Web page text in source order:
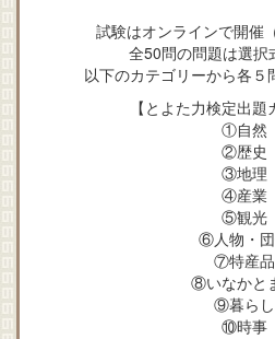
試験はオンラインで開催
全50問の問題は選択
以下のカテゴリーから各５
【とよた力検定出題
①自然
②歴史
③地理
④産業
⑤観光
⑥人物・
⑦特産品
⑧いなかと
⑨暮らし
⑩時事